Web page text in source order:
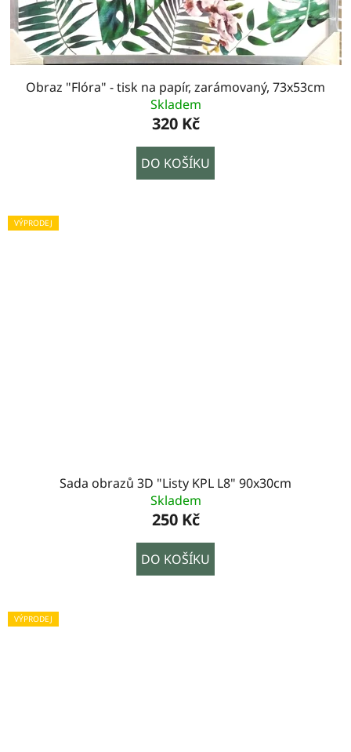
Obraz "Flóra" - tisk na papír, zarámovaný, 73x53cm
Skladem
320 Kč
DO KOŠÍKU
VÝPRODEJ
Sada obrazů 3D "Listy KPL L8" 90x30cm
Skladem
250 Kč
DO KOŠÍKU
VÝPRODEJ